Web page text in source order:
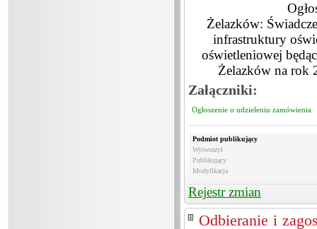
Żelazków:
infrastruktury
oświetleniowej
Żelazków na
Załączniki:
Ogłoszenie o udzieleniu zamówienia
Podmiot publikujący
Wytworzył
Publikujący
Modyfikacja
Rejestr zmian
Odbieranie i